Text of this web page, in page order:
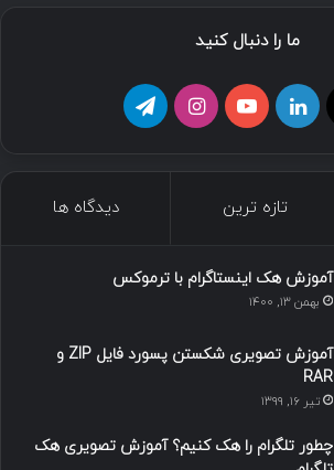
ما را دنبال کنید
د
ی
ن
و
ت
گ
ا
ا
تازه ترین دیدگاه ها
آموزش هک اینستاگرام با ترموکس
بهمن ۱۳, ۱۴۰۰
آموزش تصویری شکستن پسورد فایل ZIP و
RAR
تیر ۱۶, ۱۳۹۹
چطور تلگرام را هک کنیم؟ آموزش تصویری هک